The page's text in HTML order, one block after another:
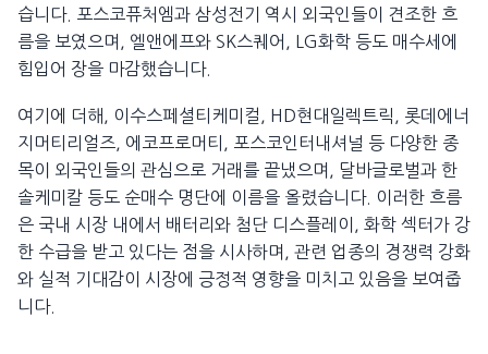
습니다. 포스코퓨처엠과 삼성전기 역시 외국인들이 견조한 흐
름을 보였으며, 엘앤에프와 SK스퀘어, LG화학 등도 매수세에
힘입어 장을 마감했습니다.
여기에 더해, 이수스페셜티케미컬, HD현대일렉트릭, 롯데에너
지머티리얼즈, 에코프로머티, 포스코인터내셔널 등 다양한 종
목이 외국인들의 관심으로 거래를 끝냈으며, 달바글로벌과 한
솔케미칼 등도 순매수 명단에 이름을 올렸습니다. 이러한 흐름
은 국내 시장 내에서 배터리와 첨단 디스플레이, 화학 섹터가 강
한 수급을 받고 있다는 점을 시사하며, 관련 업종의 경쟁력 강화
와 실적 기대감이 시장에 긍정적 영향을 미치고 있음을 보여줍
니다.